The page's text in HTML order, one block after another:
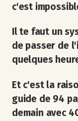
c'est
Il te faut un
de passer de
quelques
Et c'est la
guide de 94
demain avec